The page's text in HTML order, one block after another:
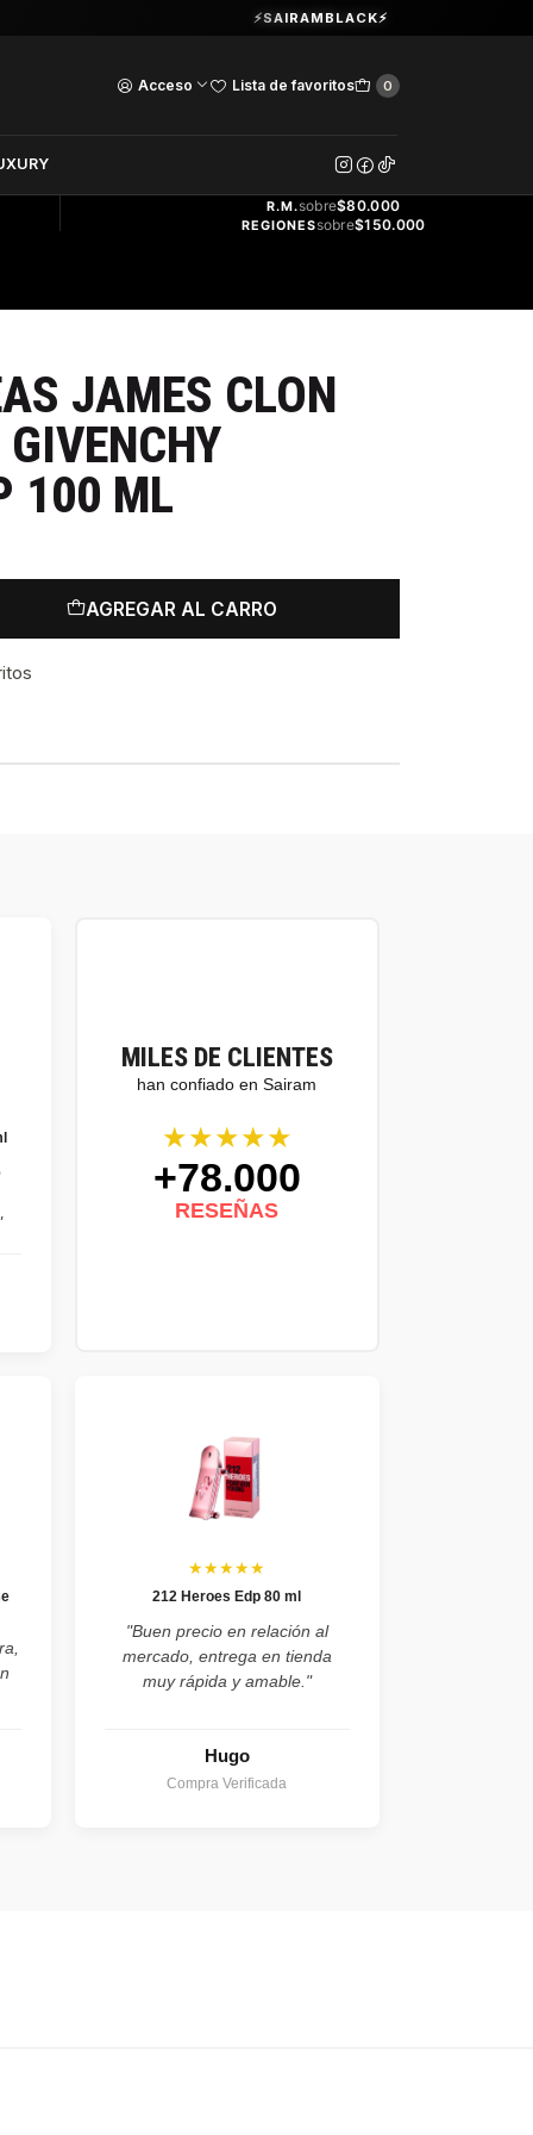
Acceso Lista de favoritos 0
Guardia Vieja 202. Oficina 102.Ver Horarios
⚡SAIRAMBLACK⚡
GRATIS
R.M.sobre$80.000
REGIONESsobre$150.000
JAMES CLON
100 ML
AGREGAR AL CARRO
MILES DE CLIENTES
han confiado en Sairam
★★★★★
+78.000
RESEÑAS
★★★★★
212 Heroes Edp 80 ml
"Buen precio en relación al
mercado, entrega en tienda
muy rápida y amable."
Hugo
Compra Verificada